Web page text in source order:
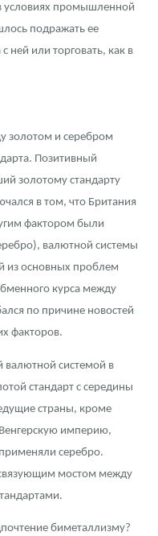
условиях промышленной
подражать ее
ней или торговать, как в
золотом и серебром
Позитивный
золотому стандарту
в том, что Британия
фактором были
валютной системы
из основных проблем
курса между
по причине новостей
факторов.
валютной системой в
стандарт c середины
страны, кроме
империю,
серебро.
мостом между
биметаллизму?